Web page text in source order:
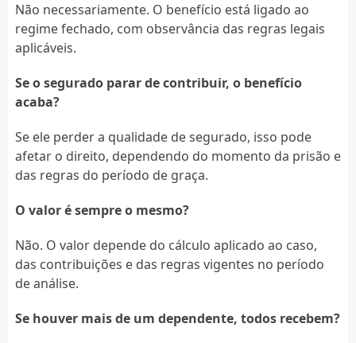
Não necessariamente. O benefício está ligado ao
regime fechado, com observância das regras legais
aplicáveis.
Se o segurado parar de contribuir, o benefício
acaba?
Se ele perder a qualidade de segurado, isso pode
afetar o direito, dependendo do momento da prisão e
das regras do período de graça.
O valor é sempre o mesmo?
Não. O valor depende do cálculo aplicado ao caso,
das contribuições e das regras vigentes no período
de análise.
Se houver mais de um dependente, todos recebem?